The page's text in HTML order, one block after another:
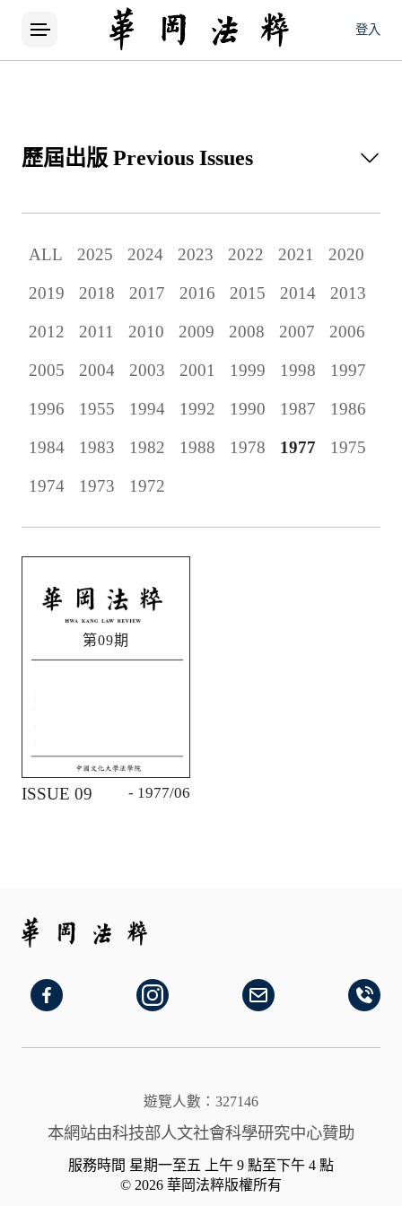
登入
歷屆出版 Previous Issues
當期出版
ALL 2025 2024 2023 2022 2021 2020
2019 2018 2017 2016 2015 2014 2013
2012 2011 2010 2009 2008 2007 2006
2005 2004 2003 2001 1999 1998 1997
1996 1955 1994 1992 1990 1987 1986
1984 1983 1982 1988 1978 1977 1975
1974 1973 1972
第09期
ISSUE 09 - 1977/06
遊覽人數：327146
本網站由科技部人文社會科學研究中心贊助
服務時間 星期一至五 上午 9 點至下午 4 點
© 2026 華岡法粹版權所有